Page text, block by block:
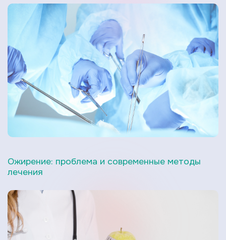
Ожирение: проблема и современные методы
лечения